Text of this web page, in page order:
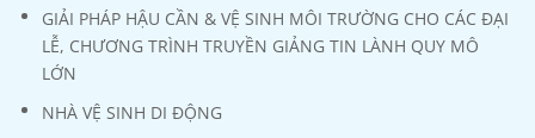
GIẢI PHÁP HẬU CẦN & VỆ SINH MÔI TRƯỜNG CHO CÁC ĐẠI
LỄ, CHƯƠNG TRÌNH TRUYỀN GIẢNG TIN LÀNH QUY MÔ
LỚN
NHÀ VỆ SINH DI ĐỘNG